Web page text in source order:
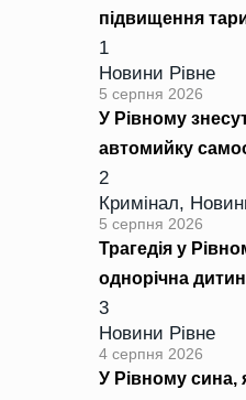
підвищення
1
Новини Рівне
5 серпня 2026
У Рівному
автомийку
2
Кримінал,
5 серпня 2026
Трагедія у
однорічна
3
Новини Рівне
4 серпня 2026
У Рівному сина,